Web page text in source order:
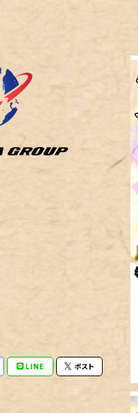
LINE ポスト